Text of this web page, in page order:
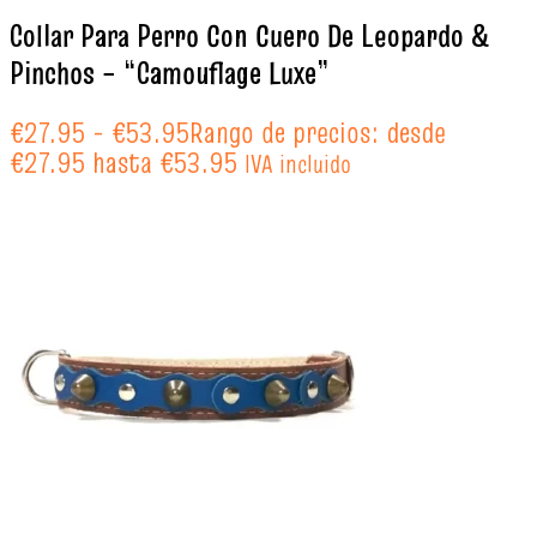
Collar Para Perro Con Cuero De Leopardo &
Pinchos – “Camouflage Luxe”
€27.95 - €53.95Rango de precios: desde
€27.95 hasta €53.95 IVA incluido